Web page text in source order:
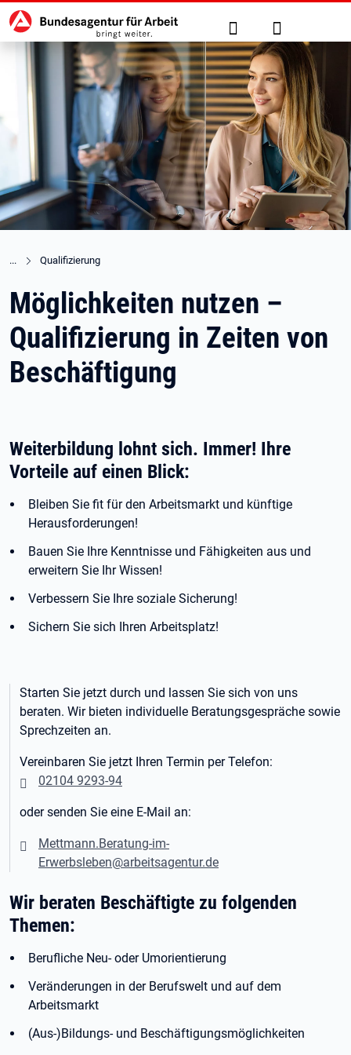
zu den Hauptinhalten springen
Hauptnavigation Suche Anmelden
Qualifizierung
Möglichkeiten nutzen –
Qualifizierung in Zeiten von
Beschäftigung
Weiterbildung lohnt sich. Immer! Ihre
Vorteile auf einen Blick:
Bleiben Sie fit für den Arbeitsmarkt und künftige
Herausforderungen!
Bauen Sie Ihre Kenntnisse und Fähigkeiten aus und
erweitern Sie Ihr Wissen!
Verbessern Sie Ihre soziale Sicherung!
Sichern Sie sich Ihren Arbeitsplatz!
Starten Sie jetzt durch und lassen Sie sich von uns
beraten. Wir bieten individuelle Beratungsgespräche sowie
Sprechzeiten an.
Vereinbaren Sie jetzt Ihren Termin per Telefon:
02104 9293-94
oder senden Sie eine E-Mail an:
Mettmann.Beratung-im-
Erwerbsleben@arbeitsagentur.de
Wir beraten Beschäftigte zu folgenden
Themen:
Berufliche Neu- oder Umorientierung
Veränderungen in der Berufswelt und auf dem
Arbeitsmarkt
(Aus-)Bildungs- und Beschäftigungsmöglichkeiten